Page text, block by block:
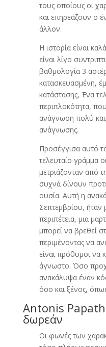
τους οποίους οι
και επηρεάζουν ο
άλλον.
Η ιστορία είναι
είναι λίγο
βαθμολογία 3
κατασκευασμένη,
κατάστασης, Ένα
περιπλοκότητα,
ανάγνωση πολύ
ανάγνωσης.
Προσέγγισα αυτό
τελευταίο γράμμα
μετριάζονταν από
συχνά δίνουν
ουσία. Αυτή η
Σεπτεμβρίου, ήταν
περιπέτεια, μια
μπορεί να βρεθεί
περιμένοντας να
είναι πρόθυμοι να
άγνωστο. Όσο
ανακάλυψα έναν
όσο και ξένος,
Antonis
δωρεάν
Οι φωνές των